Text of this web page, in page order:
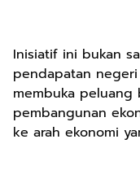
Inisiatif ini bukan
pendapatan
membuka
pembangunan
ke arah ekonomi